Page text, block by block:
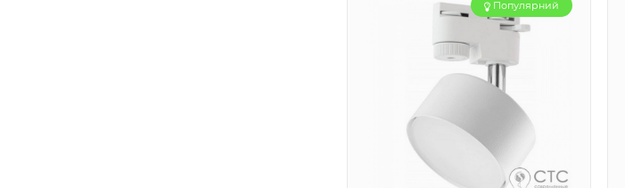
Популярний